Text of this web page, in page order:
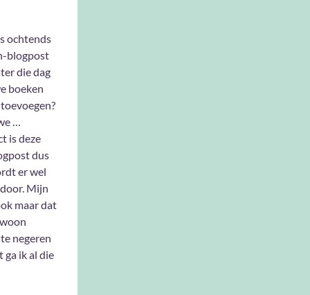
ochtends
blogpost
die dag
boeken
…
is deze
dus
er wel
Mijn
maar dat
negeren
ik al die